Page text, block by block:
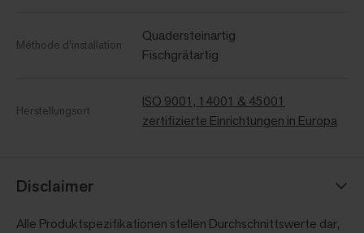
Méthode d'installation
Quadersteinartig
Fischgrätartig
Herstellungsort
ISO 9001, 14001 & 45001
zertifizierte Einrichtungen in Europa
Disclaimer
Alle Produktspezifikationen stellen Durchschnittswerte dar,